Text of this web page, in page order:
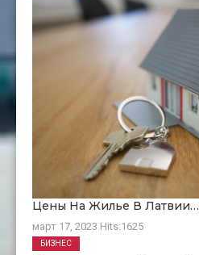
Цены На Жилье В Латвии…
март 17, 2023 Hits:1625
БИЗНЕС